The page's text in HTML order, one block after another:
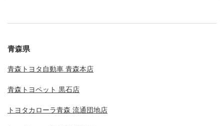
青森県
青森トヨタ自動車 青森本店
青森トヨペット 黒石店
トヨタカローラ青森 流通団地店